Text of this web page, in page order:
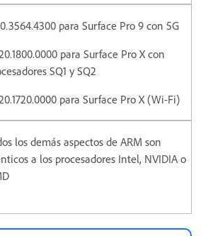
para Surface Pro 9 con 5G
para Surface Pro X con
SQ1 y SQ2
para Surface Pro X (Wi-Fi)
los demás aspectos de ARM son
a los procesadores Intel, NVIDIA o